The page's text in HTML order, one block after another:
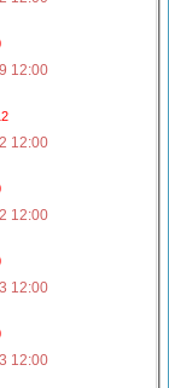
12:00
12:00
12:00
12:00
12:00